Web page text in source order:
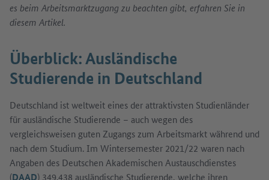
es beim Arbeitsmarktzugang zu beachten gibt, erfahren Sie in
diesem Artikel.
Überblick: Ausländische
Studierende in Deutschland
Deutschland ist weltweit eines der attraktivsten Studienländer
für ausländische Studierende – auch wegen des
vergleichsweisen guten Zugangs zum Arbeitsmarkt während und
nach dem Studium. Im Wintersemester 2021/22 waren nach
Angaben des Deutschen Akademischen Austauschdienstes
(DAAD) 349.438 ausländische Studierende, welche ihren